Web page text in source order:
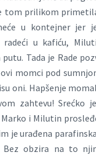
tom prilikom
u kontejner jer
radeći u kafiću,
putu. Tada je Rade
momci pod
oni. Hapšenje
zahtevu! Srećko
i Milutin
je urađena
Bez obzira na to